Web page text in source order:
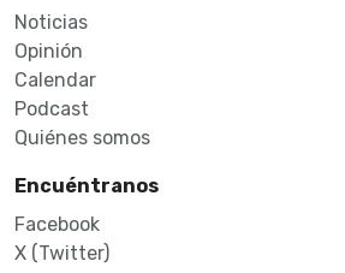
Noticias
Opinión
Calendar
Podcast
Quiénes somos
Encuéntranos
Facebook
X (Twitter)